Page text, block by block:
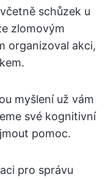
schůzek u
zlomovým
organizoval akci,
myšlení už vám
své kognitivní
pomoc.
pro správu